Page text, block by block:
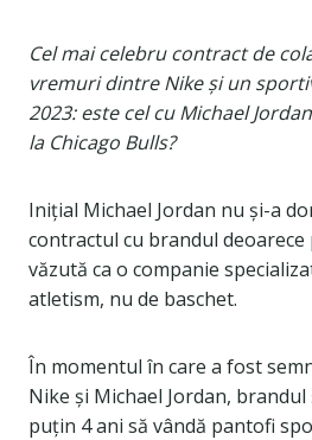
Cel mai celebru contract de
vremuri dintre Nike și un
2023: este cel cu Michael
la Chicago Bulls?
Inițial Michael Jordan nu și-a
contractul cu brandul deoarece
văzută ca o companie
atletism, nu de baschet.
În momentul în care a fost
Nike și Michael Jordan,
puțin 4 ani să vândă pantofi